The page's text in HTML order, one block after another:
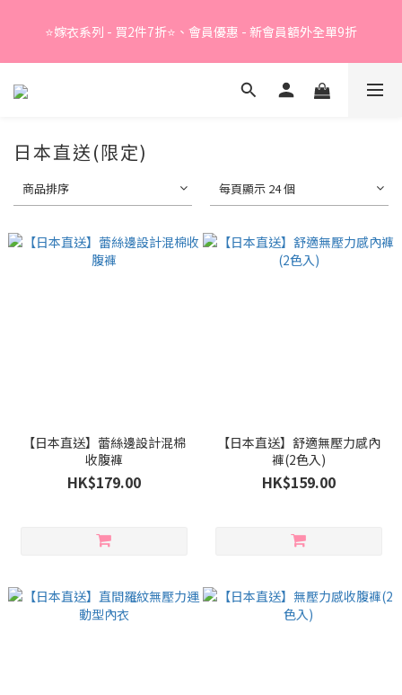
⭐嫁衣系列 - 買2件7折⭐、會員優惠 - 新會員額外全單9折
Summer Sale - 精選睡衣買2件折❤️
日本直送(限定)
商品排序 每頁顯示 24 個
【日本直送】蕾絲邊設計混棉
收腹褲
HK$179.00
【日本直送】舒適無壓力感內
褲(2色入)
HK$159.00